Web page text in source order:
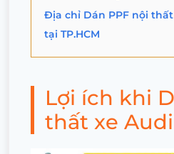
Địa chỉ Dán PPF nội
tại TP.HCM
Lợi ích khi
thất xe